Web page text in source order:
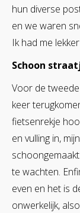
hun diverse
en we waren
Ik had me
Schoon
Voor de
keer
fietsenrekje
en vulling in,
te wachten.
even en het is
onwerkelijk,